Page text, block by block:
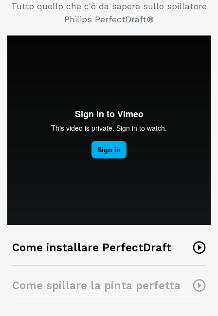
Tutto quello che c'è da sapere sullo spillatore
Philips PerfectDraft®
Come installare PerfectDraft
Come spillare la pinta perfetta